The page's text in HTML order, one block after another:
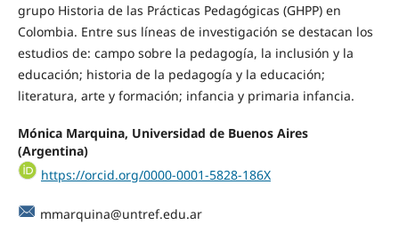
grupo Historia de las Prácticas Pedagógicas (GHPP) en
Colombia. Entre sus líneas de investigación se destacan los
estudios de: campo sobre la pedagogía, la inclusión y la
educación; historia de la pedagogía y la educación;
literatura, arte y formación; infancia y primaria infancia.
Mónica Marquina, Universidad de Buenos Aires
(Argentina)
https://orcid.org/0000-0001-5828-186X
mmarquina@untref.edu.ar